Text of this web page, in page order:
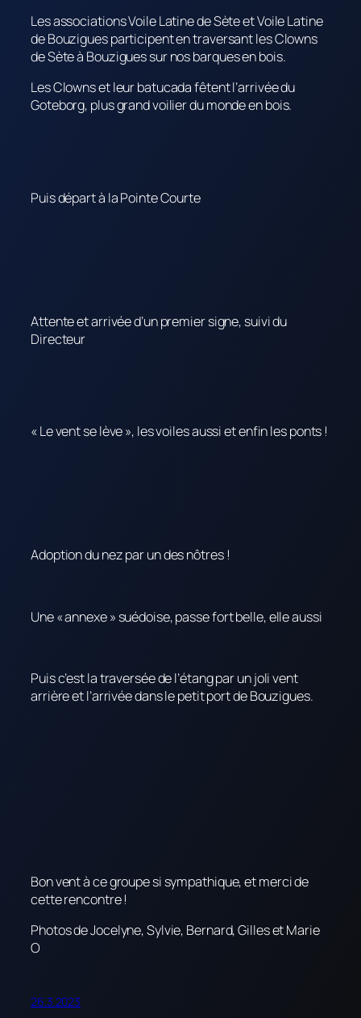
Les associations Voile Latine de Sète et Voile Latine
de Bouzigues participent en traversant les Clowns
de Sète à Bouzigues sur nos barques en bois.
Les Clowns et leur batucada fêtent l’arrivée du
Goteborg, plus grand voilier du monde en bois.
Puis départ à la Pointe Courte
Attente et arrivée d’un premier signe, suivi du
Directeur
« Le vent se lève », les voiles aussi et enfin les ponts !
Adoption du nez par un des nôtres !
Une « annexe » suédoise, passe fort belle, elle aussi
Puis c’est la traversée de l’étang par un joli vent
arrière et l’arrivée dans le petit port de Bouzigues.
Bon vent à ce groupe si sympathique, et merci de
cette rencontre !
Photos de Jocelyne, Sylvie, Bernard, Gilles et Marie
O
26.3.2023